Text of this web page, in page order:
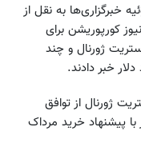
گزارش داد: عصر سه شنبه31 ژوئیه خبرگزاری‌ها به نقل از
کورپوریشن برای
ژورنال و چند
خبر دادند.
ژورنال از توافق
پیشنهاد خرید مرداک